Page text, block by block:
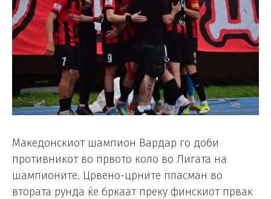
Македонскиот шампион Вардар го доби
противникот во првото коло во Лигата на
шампионите. Црвено-црните пласман во
втората рунда ќе бркаат преку финскиот првак